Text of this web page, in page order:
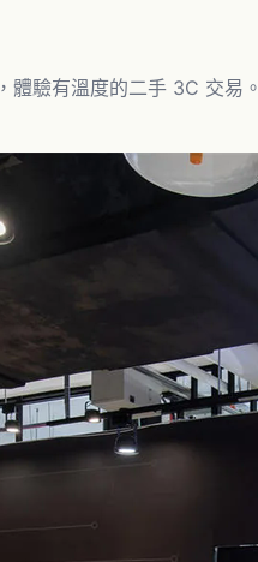
，體驗有溫度的二手 3C 交易。